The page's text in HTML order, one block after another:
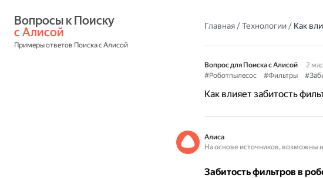
с Алисой
Примеры ответов Поиска с Алисой
Главная/Технологии/ Как
Вопрос для Поиска с Алисой
2
#Роботпылесос
#Фильтры
Как влияет забитость
Алиса
На основе источников, возможны
Забитость фильтров в